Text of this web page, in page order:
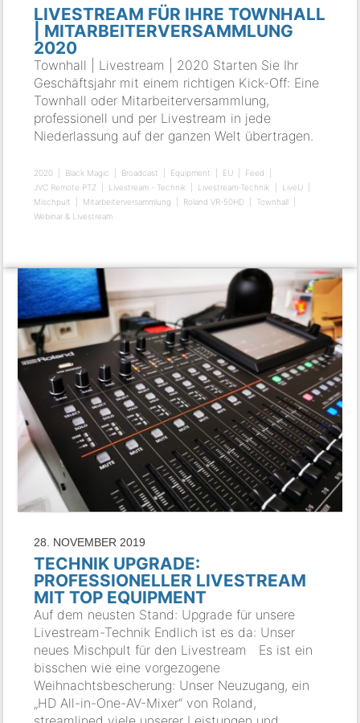
LIVESTREAM FÜR IHRE TOWNHALL
| MITARBEITERVERSAMMLUNG
2020
Townhall | Livestream | 2020 Starten Sie Ihr
Geschäftsjahr mit einem richtigen Kick-Off: Eine
Townhall oder Mitarbeiterversammlung,
professionell und per Livestream in jede
Niederlassung auf der ganzen Welt übertragen.
2020 Black Magic Broadcast Equipment EU
Feed
JVC Remote PTZ
Livestream - Technik Livestream-Technik
LiveU
Mischpult
Mitarbeiterversammlung Roland VR-50HD
Townhall
Webinar & Livestream
28. NOVEMBER 2019
TECHNIK UPGRADE:
PROFESSIONELLER LIVESTREAM
MIT TOP EQUIPMENT
Auf dem neusten Stand: Upgrade für unsere
Livestream-Technik Endlich ist es da: Unser
neues Mischpult für den Livestream Es ist ein
bisschen wie eine vorgezogene
Weihnachtsbescherung: Unser Neuzugang, ein
„HD All-in-One-AV-Mixer“ von Roland,